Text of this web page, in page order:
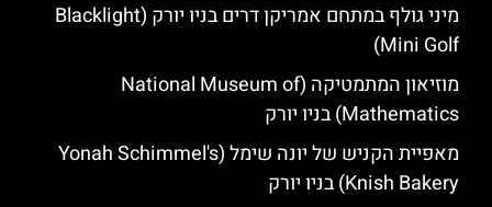
מיני גולף במתחם אמריקן דרים בניו יורק (Blacklight
Mini Golf)
מוזיאון המתמטיקה (National Museum of
Mathematics) בניו יורק
מאפיית הקניש של יונה שימל (Yonah Schimmel's
Knish Bakery) בניו יורק